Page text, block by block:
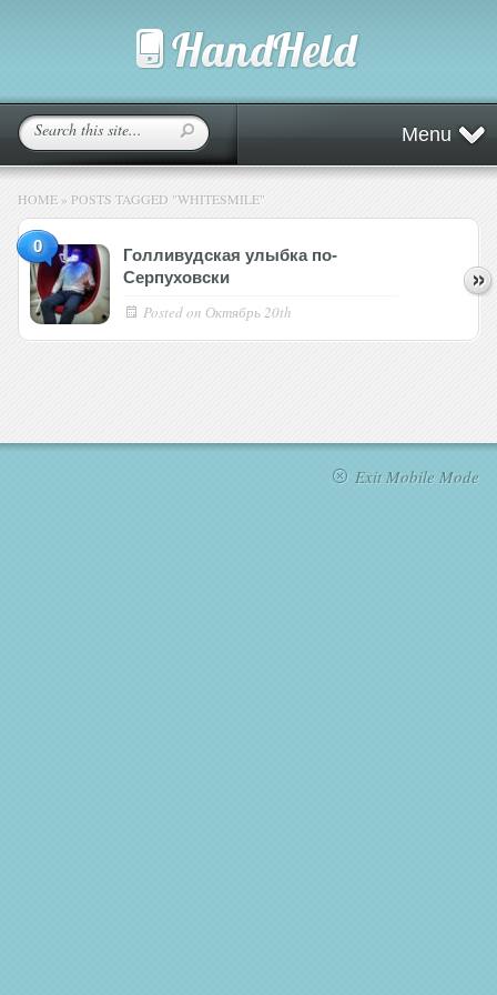
Menu
HOME » POSTS TAGGED "WHITESMILE"
0
Голливудская улыбка по-
Серпуховски
Posted on Октябрь 20th
Exit Mobile Mode